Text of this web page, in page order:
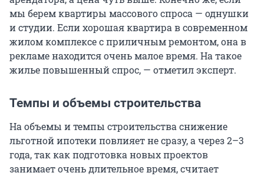
мы берем квартиры массового спроса — однушки
и студии. Если хорошая квартира в современном
жилом комплексе с приличным ремонтом, она в
рекламе находится очень малое время. На такое
жилье повышенный спрос, — отметил эксперт.
Темпы и объемы строительства
На объемы и темпы строительства снижение
льготной ипотеки повлияет не сразу, а через 2–3
года, так как подготовка новых проектов
занимает очень длительное время, считает